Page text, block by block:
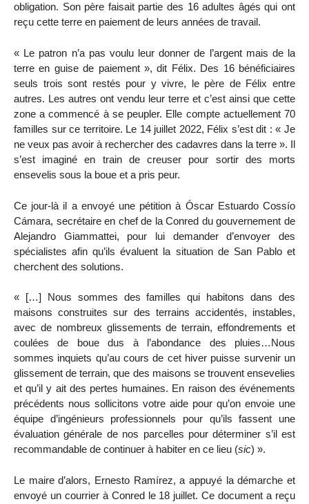
obligation. Son père faisait partie des 16 adultes âgés qui ont
reçu cette terre en paiement de leurs années de travail.
« Le patron n’a pas voulu leur donner de l’argent mais de la
terre en guise de paiement », dit Félix. Des 16 bénéficiaires
seuls trois sont restés pour y vivre, le père de Félix entre
autres. Les autres ont vendu leur terre et c’est ainsi que cette
zone a commencé à se peupler. Elle compte actuellement 70
familles sur ce territoire. Le 14 juillet 2022, Félix s’est dit : « Je
ne veux pas avoir à rechercher des cadavres dans la terre ». Il
s’est imaginé en train de creuser pour sortir des morts
ensevelis sous la boue et a pris peur.
Ce jour-là il a envoyé une pétition à Óscar Estuardo Cossío
Cámara, secrétaire en chef de la Conred du gouvernement de
Alejandro Giammattei, pour lui demander d’envoyer des
spécialistes afin qu’ils évaluent la situation de San Pablo et
cherchent des solutions.
« […] Nous sommes des familles qui habitons dans des
maisons construites sur des terrains accidentés, instables,
avec de nombreux glissements de terrain, effondrements et
coulées de boue dus à l’abondance des pluies…Nous
sommes inquiets qu’au cours de cet hiver puisse survenir un
glissement de terrain, que des maisons se trouvent ensevelies
et qu’il y ait des pertes humaines. En raison des événements
précédents nous sollicitons votre aide pour qu’on envoie une
équipe d’ingénieurs professionnels pour qu’ils fassent une
évaluation générale de nos parcelles pour déterminer s’il est
recommandable de continuer à habiter en ce lieu (sic) ».
Le maire d’alors, Ernesto Ramírez, a appuyé la démarche et
envoyé un courrier à Conred le 18 juillet. Ce document a reçu